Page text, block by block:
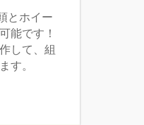
とホイー
能です！
して、組
す。